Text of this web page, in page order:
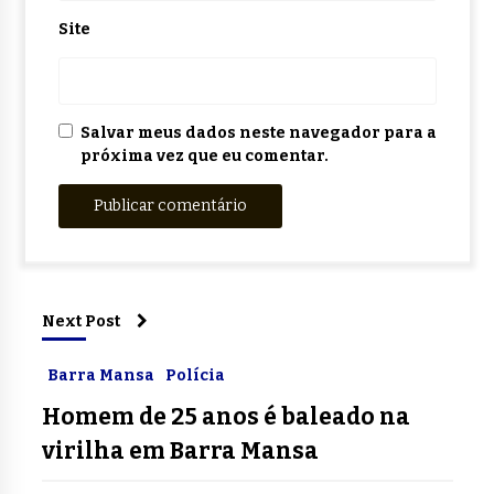
Site
Salvar meus dados neste navegador para a
próxima vez que eu comentar.
Next Post
Barra Mansa Polícia
Homem de 25 anos é baleado na
virilha em Barra Mansa